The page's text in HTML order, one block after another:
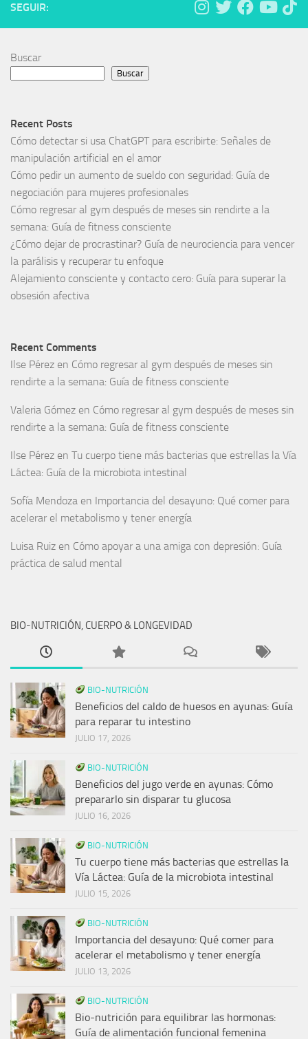
SEGUIR:
Buscar
Buscar
Recent Posts
Cómo detectar si usa ChatGPT para escribirte: Señales de
manipulación artificial en el amor
Cómo pedir un aumento de sueldo con seguridad: Guía de
negociación para mujeres profesionales
Cómo regresar al gym después de meses sin rendirte a la
semana: Guía de fitness consciente
¿Cómo dejar de procrastinar? Guía de neurociencia para vencer
la parálisis y recuperar tu enfoque
Alejamiento consciente y contacto cero: Guía para superar la
obsesión afectiva
Recent Comments
Ilse Pérez en Cómo regresar al gym después de meses sin
rendirte a la semana: Guía de fitness consciente
Valeria Gómez en Cómo regresar al gym después de meses sin
rendirte a la semana: Guía de fitness consciente
Ilse Pérez en Tu cuerpo tiene más bacterias que estrellas la Vía
Láctea: Guía de la microbiota intestinal
Sofía Mendoza en Importancia del desayuno: Qué comer para
acelerar el metabolismo y tener energía
Luisa Ruiz en Cómo apoyar a una amiga con depresión: Guía
práctica de salud mental
BIO-NUTRICIÓN, CUERPO & LONGEVIDAD
BIO-NUTRICIÓN
Beneficios del caldo de huesos en ayunas: Guía
para reparar tu intestino
JULIO 17, 2026
BIO-NUTRICIÓN
Beneficios del jugo verde en ayunas: Cómo
prepararlo sin disparar tu glucosa
JULIO 16, 2026
BIO-NUTRICIÓN
Tu cuerpo tiene más bacterias que estrellas la
Vía Láctea: Guía de la microbiota intestinal
JULIO 15, 2026
BIO-NUTRICIÓN
Importancia del desayuno: Qué comer para
acelerar el metabolismo y tener energía
JULIO 13, 2026
BIO-NUTRICIÓN
Bio-nutrición para equilibrar las hormonas:
Guía de alimentación funcional femenina